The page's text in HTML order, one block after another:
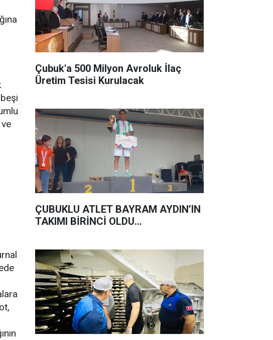
Çubuk'a 500 Milyon Avroluk İlaç
Üretim Tesisi Kurulacak
ÇUBUKLU ATLET BAYRAM AYDIN’IN
TAKIMI BİRİNCİ OLDU...